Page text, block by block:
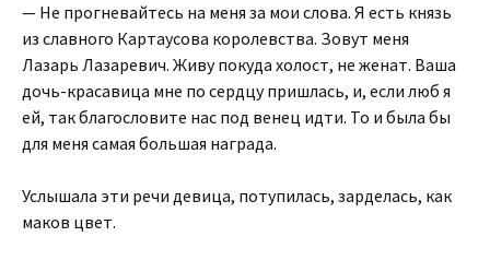
— Не прогневайтесь на меня за мои слова. Я есть князь
из славного Картаусова королевства. Зовут меня
Лазарь Лазаревич. Живу покуда холост, не женат. Ваша
дочь-красавица мне по сердцу пришлась, и, если люб я
ей, так благословите нас под венец идти. То и была бы
для меня самая большая награда.
Услышала эти речи девица, потупилась, зарделась, как
маков цвет.